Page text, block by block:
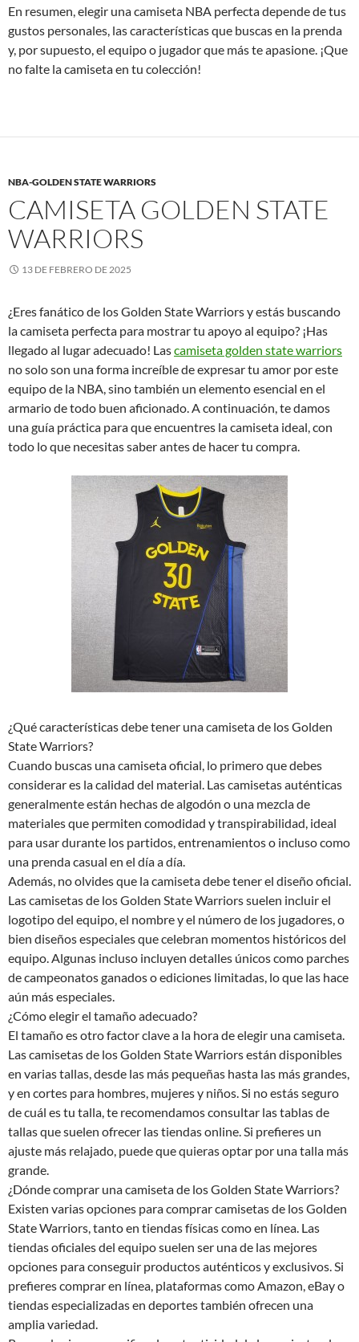
En resumen, elegir una camiseta NBA perfecta depende de tus
gustos personales, las características que buscas en la prenda
y, por supuesto, el equipo o jugador que más te apasione. ¡Que
no falte la camiseta en tu colección!
NBA-GOLDEN STATE WARRIORS
CAMISETA GOLDEN STATE
WARRIORS
13 DE FEBRERO DE 2025
¿Eres fanático de los Golden State Warriors y estás buscando
la camiseta perfecta para mostrar tu apoyo al equipo? ¡Has
llegado al lugar adecuado! Lascamiseta golden state warriors
no solo son una forma increíble de expresar tu amor por este
equipo de la NBA, sino también un elemento esencial en el
armario de todo buen aficionado. A continuación, te damos
una guía práctica para que encuentres la camiseta ideal, con
todo lo que necesitas saber antes de hacer tu compra.
¿Qué características debe tener una camiseta de los Golden
State Warriors?
Cuando buscas una camiseta oficial, lo primero que debes
considerar es la calidad del material. Las camisetas auténticas
generalmente están hechas de algodón o una mezcla de
materiales que permiten comodidad y transpirabilidad, ideal
para usar durante los partidos, entrenamientos o incluso como
una prenda casual en el día a día.
Además, no olvides que la camiseta debe tener el diseño oficial.
Las camisetas de los Golden State Warriors suelen incluir el
logotipo del equipo, el nombre y el número de los jugadores, o
bien diseños especiales que celebran momentos históricos del
equipo. Algunas incluso incluyen detalles únicos como parches
de campeonatos ganados o ediciones limitadas, lo que las hace
aún más especiales.
¿Cómo elegir el tamaño adecuado?
El tamaño es otro factor clave a la hora de elegir una camiseta.
Las camisetas de los Golden State Warriors están disponibles
en varias tallas, desde las más pequeñas hasta las más grandes,
y en cortes para hombres, mujeres y niños. Si no estás seguro
de cuál es tu talla, te recomendamos consultar las tablas de
tallas que suelen ofrecer las tiendas online. Si prefieres un
ajuste más relajado, puede que quieras optar por una talla más
grande.
¿Dónde comprar una camiseta de los Golden State Warriors?
Existen varias opciones para comprar camisetas de los Golden
State Warriors, tanto en tiendas físicas como en línea. Las
tiendas oficiales del equipo suelen ser una de las mejores
opciones para conseguir productos auténticos y exclusivos. Si
prefieres comprar en línea, plataformas como Amazon, eBay o
tiendas especializadas en deportes también ofrecen una
amplia variedad.